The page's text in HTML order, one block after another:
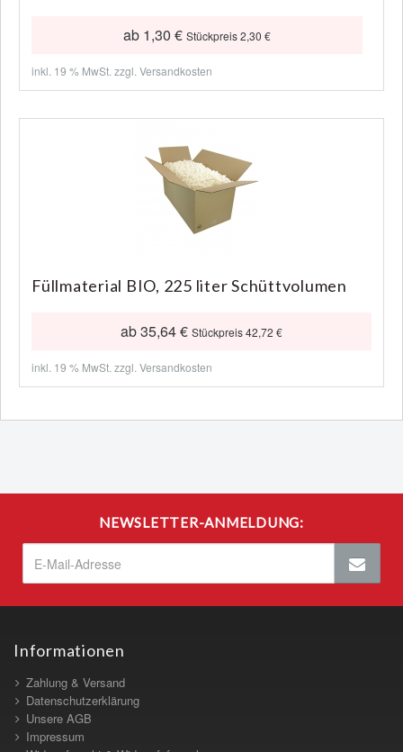
ab 1,30 € Stückpreis 2,30 €
inkl. 19 % MwSt. zzgl. Versandkosten
Füllmaterial BIO, 225 liter Schüttvolumen
ab 35,64 € Stückpreis 42,72 €
inkl. 19 % MwSt. zzgl. Versandkosten
NEWSLETTER-ANMELDUNG:
Informationen
Zahlung & Versand
Datenschutzerklärung
Unsere AGB
Impressum